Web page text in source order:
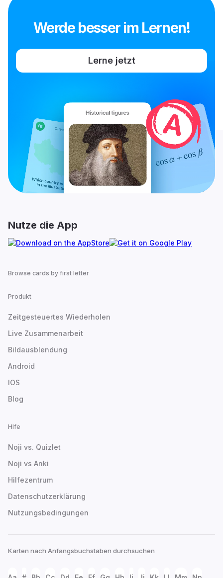
Werde besser im Lernen!
Lerne jetzt
Nutze die App
Browse cards by first letter
Produkt
Zeitgesteuertes Wiederholen
Live Zusammenarbeit
Bildausblendung
Android
IOS
Blog
Hlfe
Noji vs. Quizlet
Noji vs Anki
Hilfezentrum
Datenschutzerklärung
Nutzungsbedingungen
Karten nach Anfangsbuchstaben durchsuchen